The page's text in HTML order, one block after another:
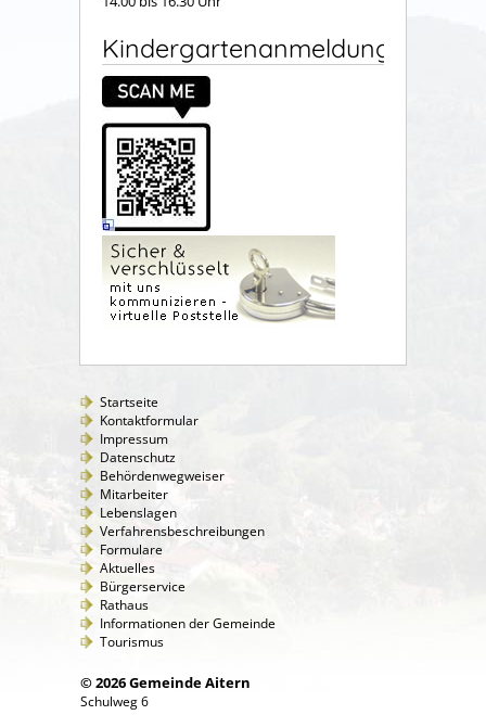
Kindergartenanmeldung
Startseite
Kontaktformular
Impressum
Datenschutz
Behördenwegweiser
Mitarbeiter
Lebenslagen
Verfahrensbeschreibungen
Formulare
Aktuelles
Bürgerservice
Rathaus
Informationen der Gemeinde
Tourismus
© 2026 Gemeinde Aitern
Schulweg 6